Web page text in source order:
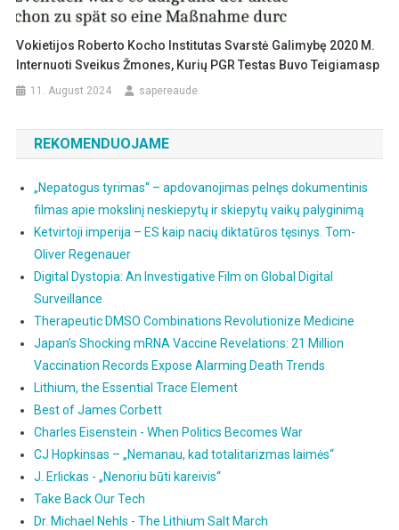
Vokietijos Roberto Kocho Institutas Svarstė Galimybę 2020 M.
Internuoti Sveikus Žmones, Kurių PGR Testas Buvo Teigiamasp
11. August 2024 sapereaude
REKOMENDUOJAME
„Nepatogus tyrimas“ – apdovanojimas pelnęs dokumentinis
filmas apie mokslinį neskiepytų ir skiepytų vaikų palyginimą
Ketvirtoji imperija – ES kaip nacių diktatūros tęsinys. Tom-
Oliver Regenauer
Digital Dystopia: An Investigative Film on Global Digital
Surveillance
Therapeutic DMSO Combinations Revolutionize Medicine
Japan’s Shocking mRNA Vaccine Revelations: 21 Million
Vaccination Records Expose Alarming Death Trends
Lithium, the Essential Trace Element
Best of James Corbett
Charles Eisenstein - When Politics Becomes War
CJ Hopkinsas – „Nemanau, kad totalitarizmas laimės“
J. Erlickas - „Nenoriu būti kareivis“
Take Back Our Tech
Dr. Michael Nehls - The Lithium Salt March